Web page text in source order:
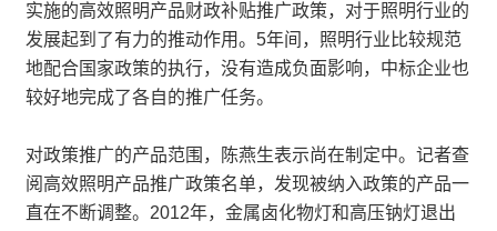
实施的高效照明产品财政补贴推广政策，对于照明行业的
发展起到了有力的推动作用。5年间，照明行业比较规范
地配合国家政策的执行，没有造成负面影响，中标企业也
较好地完成了各自的推广任务。
对政策推广的产品范围，陈燕生表示尚在制定中。记者查
阅高效照明产品推广政策名单，发现被纳入政策的产品一
直在不断调整。2012年，金属卤化物灯和高压钠灯退出